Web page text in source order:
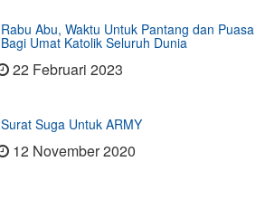
Rabu Abu, Waktu Untuk Pantang dan Puasa
Bagi Umat Katolik Seluruh Dunia
22 Februari 2023
Surat Suga Untuk ARMY
12 November 2020